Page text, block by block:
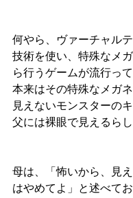
何やら、ヴァーチャル
技術を使い、特殊なメ
ら行うゲームが流行って
本来はその特殊なメガ
見えないモンスターの
父には裸眼で見えるらし
母は、「怖いから、見
はやめてよ」と述べて